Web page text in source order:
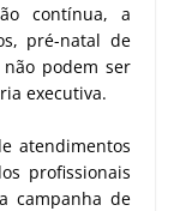
contínua, a
pré-natal de
podem ser
executiva.
atendimentos
profissionais
campanha de